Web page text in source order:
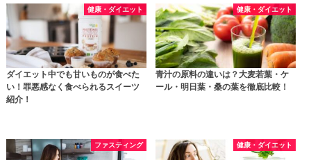
健康・ダイエット
ダイエット中でも甘いものが食べた
い！罪悪感なく食べられるスイーツ
紹介！
健康・ダイエット
青汁の原料の違いは？大麦若葉・ケ
ール・明日葉・桑の葉を徹底比較！
ファスティング 健康・ダイエット